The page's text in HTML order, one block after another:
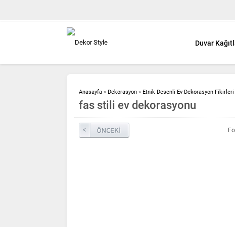
Duvar
Anasayfa » Dekorasyon » Etnik Desenli Ev Dekorasyon Fikirleri
fas stili ev dekorasyonu